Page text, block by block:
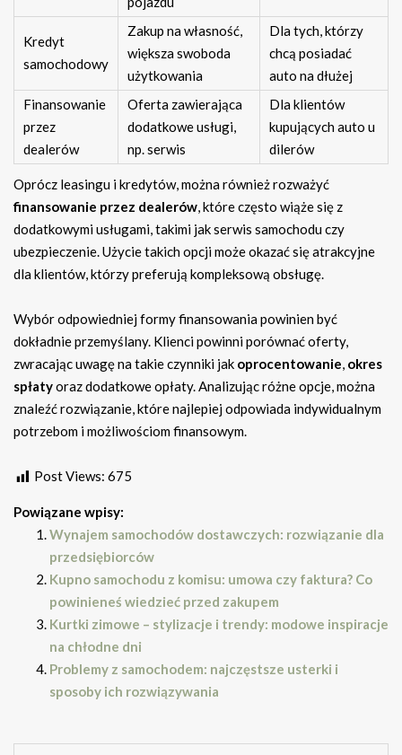
Kredyt
samochodowy
Zakup na własność,
większa swoboda
użytkowania
Dla tych, którzy
chcą posiadać
auto na dłużej
Finansowanie
przez
dealerów
Oferta zawierająca
dodatkowe usługi,
np. serwis
Dla klientów
kupujących auto u
dilerów
Oprócz leasingu i kredytów, można również rozważyć
finansowanie przez dealerów, które często wiąże się z
dodatkowymi usługami, takimi jak serwis samochodu czy
ubezpieczenie. Użycie takich opcji może okazać się atrakcyjne
dla klientów, którzy preferują kompleksową obsługę.
Wybór odpowiedniej formy finansowania powinien być
dokładnie przemyślany. Klienci powinni porównać oferty,
zwracając uwagę na takie czynniki jak oprocentowanie, okres
spłatyoraz dodatkowe opłaty. Analizując różne opcje, można
znaleźć rozwiązanie, które najlepiej odpowiada indywidualnym
potrzebom i możliwościom finansowym.
Post Views: 675
Powiązane wpisy:
Wynajem samochodów dostawczych: rozwiązanie dla
przedsiębiorców
Kupno samochodu z komisu: umowa czy faktura? Co
powinieneś wiedzieć przed zakupem
Kurtki zimowe – stylizacje i trendy: modowe inspiracje
na chłodne dni
Problemy z samochodem: najczęstsze usterki i
sposoby ich rozwiązywania